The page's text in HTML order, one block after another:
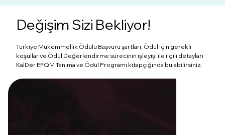
Değişim Sizi Bekliyor!
Türkiye Mükemmellik Ödülü Başvuru şartları, Ödül için gerekli
koşullar ve Ödül Değerlendirme sürecinin işleyişi ile ilgili detayları
KalDer EFQM Tanıma ve Ödül Programı kitapçığında bulabilirsiniz.